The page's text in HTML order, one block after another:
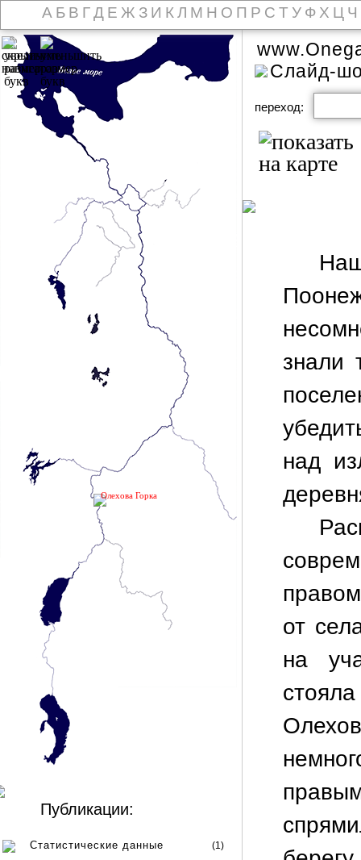
А Б В Г Д Е Ж З И К Л М Н О П Р С Т У Ф Х Ц Ч
Олехова Горка
Публикации:
Статистические данные (1)
Слайд-
переход:
знали
над
от
на